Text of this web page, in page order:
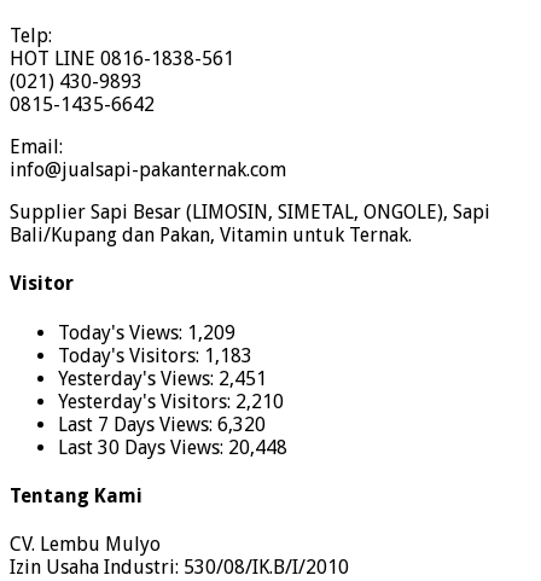
Telp:
HOT LINE 0816-1838-561
(021) 430-9893
0815-1435-6642
Email:
info@jualsapi-pakanternak.com
Supplier Sapi Besar (LIMOSIN, SIMETAL, ONGOLE), Sapi
Bali/Kupang dan Pakan, Vitamin untuk Ternak.
Visitor
Today's Views: 1,209
Today's Visitors: 1,183
Yesterday's Views: 2,451
Yesterday's Visitors: 2,210
Last 7 Days Views: 6,320
Last 30 Days Views: 20,448
Tentang Kami
CV. Lembu Mulyo
Izin Usaha Industri: 530/08/IK.B/I/2010